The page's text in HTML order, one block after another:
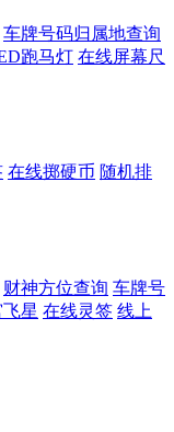
车牌号码归属地查询
跑马灯 在线屏幕尺
在线掷硬币 随机排
财神方位查询 车牌号
星 在线灵签 线上